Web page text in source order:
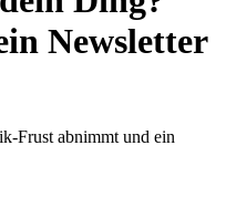
Newsletter
Frust abnimmt und ein